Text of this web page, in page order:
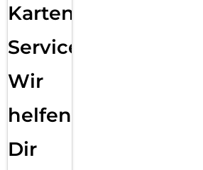
Karten
Service:
Wir
helfen
Dir